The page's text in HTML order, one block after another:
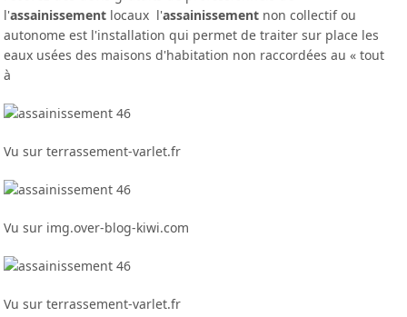
l'assainissement locaux l'assainissement non collectif ou
autonome est l'installation qui permet de traiter sur place les
eaux usées des maisons d'habitation non raccordées au « tout
à
Vu sur terrassement-varlet.fr
Vu sur img.over-blog-kiwi.com
Vu sur terrassement-varlet.fr